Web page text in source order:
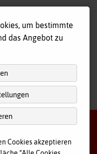
um bestimmte
das Angebot zu
Cookies akzeptieren